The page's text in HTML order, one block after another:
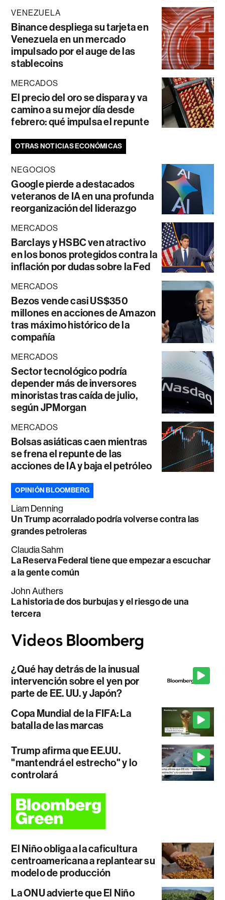
VENEZUELA
Binance despliega su tarjeta en
Venezuela en un mercado
impulsado por el auge de las
stablecoins
MERCADOS
El precio del oro se dispara y va
camino a su mejor día desde
febrero: qué impulsa el repunte
OTRAS NOTICIAS ECONÓMICAS
NEGOCIOS
Google pierde a destacados
veteranos de IA en una profunda
reorganización del liderazgo
MERCADOS
Barclays y HSBC ven atractivo
en los bonos protegidos contra la
inflación por dudas sobre la Fed
MERCADOS
Bezos vende casi US$350
millones en acciones de Amazon
tras máximo histórico de la
compañía
MERCADOS
Sector tecnológico podría
depender más de inversores
minoristas tras caída de julio,
según JPMorgan
MERCADOS
Bolsas asiáticas caen mientras
se frena el repunte de las
acciones de IA y baja el petróleo
OPINIÓN BLOOMBERG
Liam Denning
Un Trump acorralado podría volverse contra las
grandes petroleras
Claudia Sahm
La Reserva Federal tiene que empezar a escuchar
a la gente común
John Authers
La historia de dos burbujas y el riesgo de una
tercera
¿Qué hay detrás de la inusual
intervención sobre el yen por
parte de EE. UU. y Japón?
Copa Mundial de la FIFA: La
batalla de las marcas
Trump afirma que EE.UU.
"mantendrá el estrecho" y lo
controlará
El Niño obliga a la caficultura
centroamericana a replantear su
modelo de producción
La ONU advierte que El Niño